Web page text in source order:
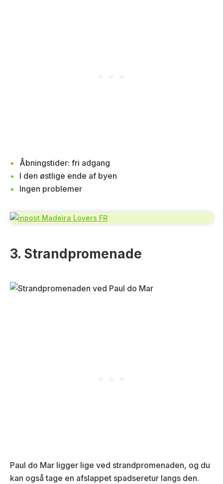
Åbningstider: fri adgang
I den østlige ende af byen
Ingen problemer
3. Strandpromenade
Paul do Mar ligger lige ved strandpromenaden, og du
kan også tage en afslappet spadseretur langs den.